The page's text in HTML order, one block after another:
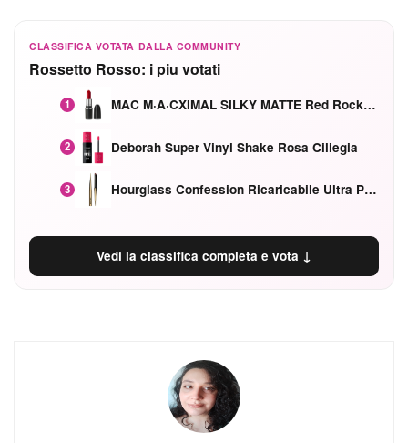
CLASSIFICA VOTATA DALLA COMMUNITY
Rossetto Rosso: i piu votati
1 MAC M·A·CXIMAL SILKY MATTE Red Rock mat
2 Deborah Super Vinyl Shake Rosa Ciliegia
3 Hourglass Confession Ricaricabile Ultra Preciso Ad Alta Intensità Secretly Classic Red
Vedi la classifica completa e vota ↓